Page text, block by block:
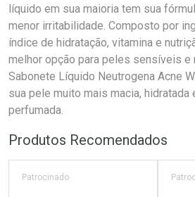
líquido em sua maioria tem sua
menor irritabilidade. Composto por
índice de hidratação, vitamina e
melhor opção para peles sensíveis e
Sabonete Líquido Neutrogena Acne
sua pele muito mais macia, hidratada
perfumada.
Produtos Recomendados
Patrocinado